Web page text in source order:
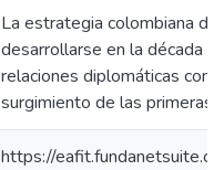
La estrategia colombiana
desarrollarse en la década
relaciones diplomáticas con
surgimiento de las primeras
https://